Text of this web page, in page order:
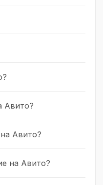
Авито?
Авито?
на Авито?